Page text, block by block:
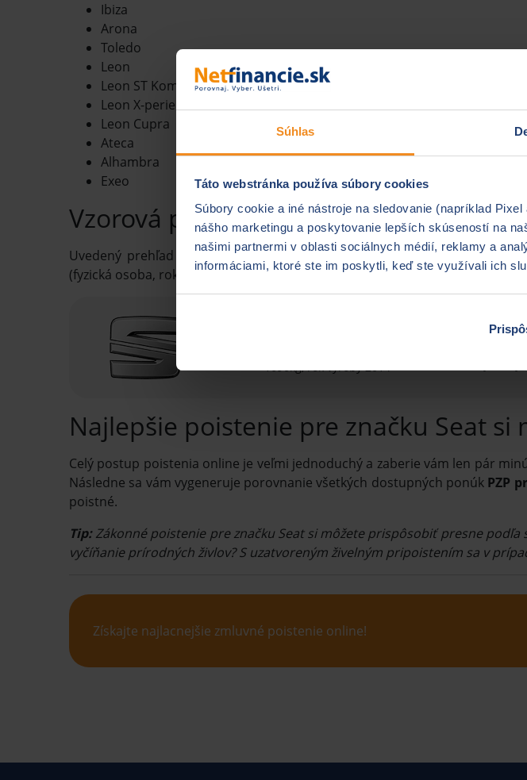
Súhlas
Táto webstránka používa súbory cookies
Súbory cookie a iné nástroje na sledovanie (napríklad
nášho marketingu a poskytovanie lepších skúseností na
našimi partnermi v oblasti sociálnych médií, reklamy a
informáciami, ktoré ste im poskytli, keď ste využívali ich
Ibiza
Arona
Toledo
Leon
Leon ST Kombi
Leon X-perience
Leon Cupra
Ateca
Alhambra
Exeo
Vzorová ponuka zákonného poistenia
Uvedený prehľad ponúkPZP pre Seat Toledoje zostavený na základe
(fyzická osoba, rok narodenia 1978, trvalé bydlisko Pezinok, bez škodových
1690kg, rok výroby 2014
Najlepšie poistenie pre značku Seat si
Celý postup poistenia online je veľmi jednoduchý a zaberie vám len pár
Následne sa vám vygeneruje porovnanie všetkých dostupných ponúk PZP
poistné.
Tip:Zákonné poistenie pre značku Seat si môžete prispôsobiť presne
vyčíňanie prírodných živlov? S uzatvoreným živelným pripoistením sa v
Získajte najlacnejšie zmluvné poistenie online!